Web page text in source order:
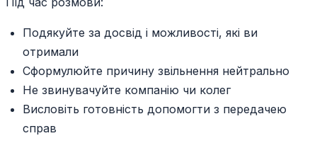
Подякуйте за досвід і можливості, які ви
отримали
Сформулюйте причину звільнення нейтрально
Не звинувачуйте компанію чи колег
Висловіть готовність допомогти з передачею
справ